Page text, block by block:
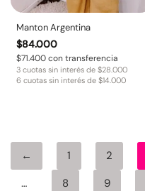
Manton Argentina
$84.000
$71.400con transferencia
3 cuotas sin interés de $28.000
6 cuotas sin interés de $14.000
← 1 2
…
8 9